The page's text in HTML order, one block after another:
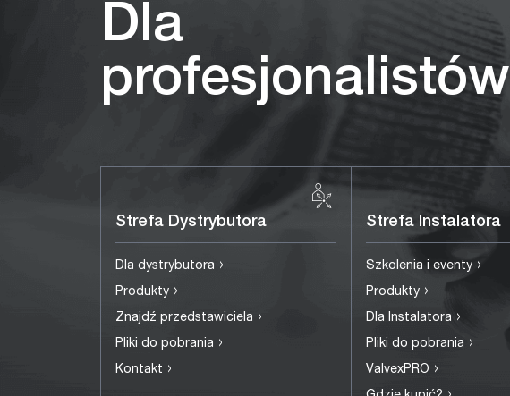
Dla
profesjonalistów
Strefa Dystrybutora
Dla dystrybutora ›
Produkty ›
Znajdź przedstawiciela ›
Pliki do pobrania ›
Kontakt ›
Strefa Instalatora
Szkolenia i eventy ›
Produkty ›
Dla Instalatora ›
Pliki do pobrania ›
ValvexPRO ›